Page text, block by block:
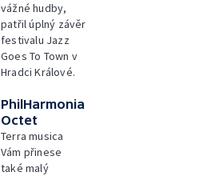
vážné hudby,
patřil úplný závěr
festivalu Jazz
Goes To Town v
Hradci Králové.
PhilHarmonia
Octet
Terra musica
Vám přinese
také malý